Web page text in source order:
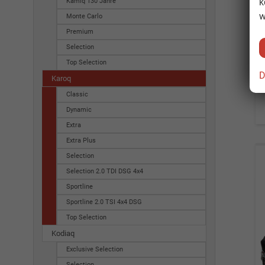
Monte Carlo
Premium
Selection
Top Selection
Karoq
Classic
Dynamic
Extra
Extra Plus
Selection
Selection 2.0 TDI DSG 4x4
Sportline
Sportline 2.0 TSI 4x4 DSG
Top Selection
Kodiaq
Exclusive Selection